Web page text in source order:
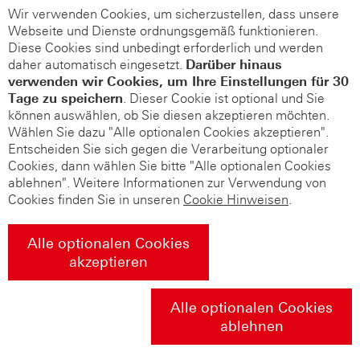
Wir verwenden Cookies, um sicherzustellen, dass unsere
Webseite und Dienste ordnungsgemäß funktionieren.
Diese Cookies sind unbedingt erforderlich und werden
daher automatisch eingesetzt. Darüber hinaus
verwenden wir Cookies, um Ihre Einstellungen für 30
Tage zu speichern. Dieser Cookie ist optional und Sie
können auswählen, ob Sie diesen akzeptieren möchten.
Wählen Sie dazu "Alle optionalen Cookies akzeptieren".
Entscheiden Sie sich gegen die Verarbeitung optionaler
Cookies, dann wählen Sie bitte "Alle optionalen Cookies
ablehnen". Weitere Informationen zur Verwendung von
Cookies finden Sie in unseren Cookie Hinweisen.
Alle optionalen Cookies
akzeptieren
Alle optionalen Cookies
ablehnen